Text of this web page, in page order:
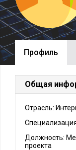
Профиль
Общая
Отрасль:
Должность:
проекта